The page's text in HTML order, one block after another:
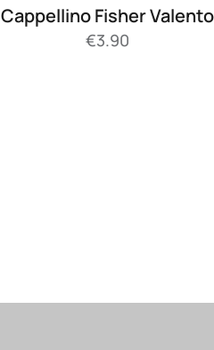
Cappellino Fisher Valento
€3.90